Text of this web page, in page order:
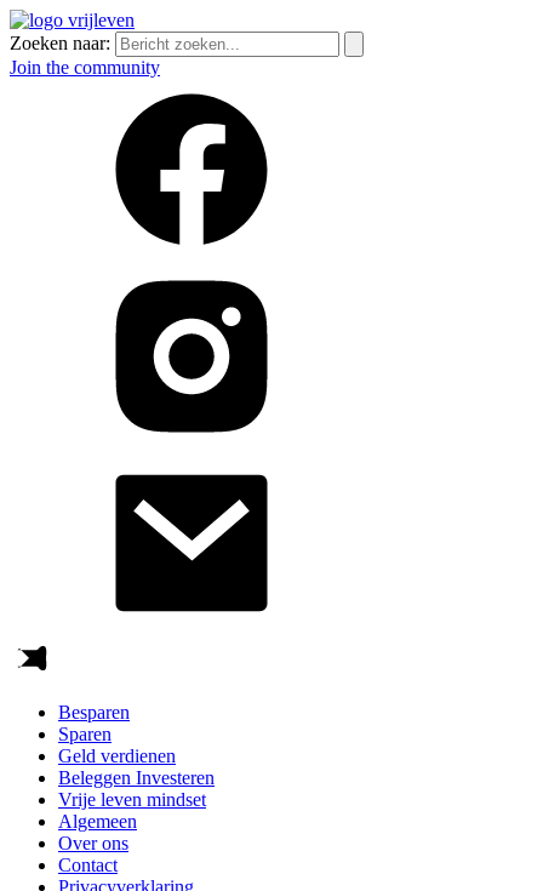
Zoeken naar:
Join the community
Besparen
Sparen
Geld verdienen
Beleggen Investeren
Vrije leven mindset
Algemeen
Over ons
Contact
Privacyverklaring